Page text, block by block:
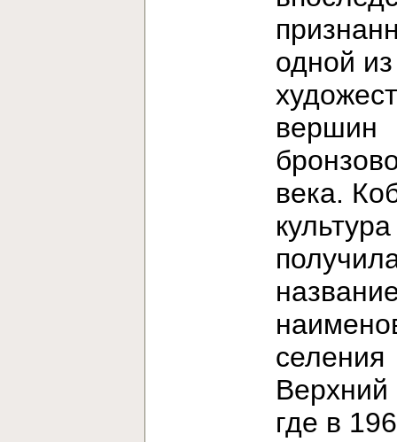
одной из
вершин
века.
культура
селения
Верхний
где в